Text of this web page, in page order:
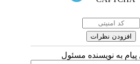
به نویسنده مسئول